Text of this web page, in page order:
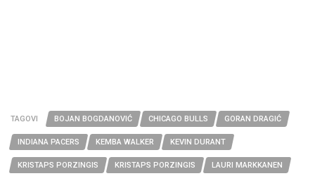
TAGOVI BOJAN BOGDANOVIĆ CHICAGO BULLS GORAN DRAGIĆ
INDIANA PACERS KEMBA WALKER KEVIN DURANT
KRISTAPS PORZINGIS KRISTAPS PORZINGIS LAURI MARKKANEN